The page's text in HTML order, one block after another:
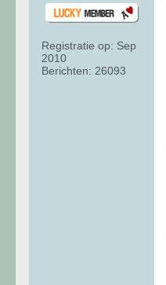
Registratie op: Sep
2010
Berichten: 26093